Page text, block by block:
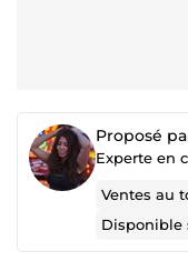
Proposé
Experte en
Ventes au